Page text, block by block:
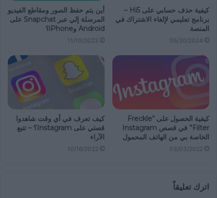
كيفية حذف حسابي على Hi5 –
برنامج تعليمي لإلغاء الاشتراك في
المنصة
05/30/2024
أين يتم حفظ الصور ومقاطع الفيديو
المرسلة إلي عبر Snapchat على
Android وiPhone؟
11/10/2023
كيفية الحصول على “Freckle
Filter” في قصص Instagram
الخاصة بي من الهاتف المحمول
03/03/2022
كيف تعرف في أي وقت شاهدوا
قصتي على Instagram؟ – تتبع
الآراء
10/16/2022
اترك تعليقاً